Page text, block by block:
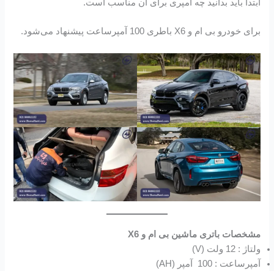
ابتدا باید بدانید چه آمپری برای آن مناسب است.
برای خودرو بی ام و X6 باطری 100 آمپرساعت پیشنهاد می‌شود.
مشخصات باتری ماشین بی ام و X6
ولتاژ : 12 ولت (V)
آمپرساعت : 100 آمپر (AH)